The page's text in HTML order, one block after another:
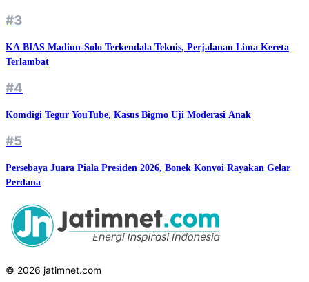
#3
KA BIAS Madiun-Solo Terkendala Teknis, Perjalanan Lima Kereta
Terlambat
#4
Komdigi Tegur YouTube, Kasus Bigmo Uji Moderasi Anak
#5
Persebaya Juara Piala Presiden 2026, Bonek Konvoi Rayakan Gelar
Perdana
© 2026 jatimnet.com